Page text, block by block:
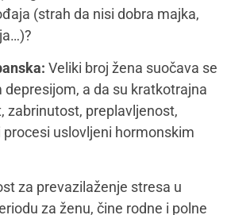
uloga majke i kako mi možemo
mentalnog zdravlja i te uloge.
ima pravo i odgovornost da se
skladu sa tim kako ja hoću da
sa čim se ja ne slažem, šta ja
da se zaista radi o periodu
te se podsećati na taj
na koji kad zaboravimo,